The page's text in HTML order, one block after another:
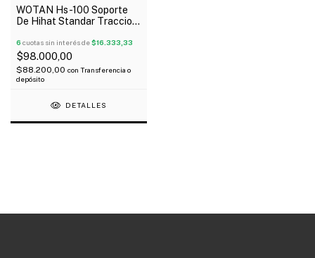
WOTAN Hs-100 Soporte
De Hihat Standar Traccion
6 cuotas sin interés de$16.333,33
$98.000,00
$88.200,00 con Transferencia o
depósito
DETALLES